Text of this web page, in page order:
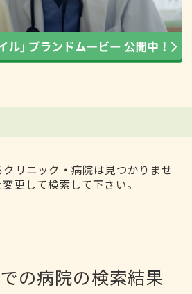
リニック・病院は見つかりませ
更して検索して下さい。
の病院の検索結果